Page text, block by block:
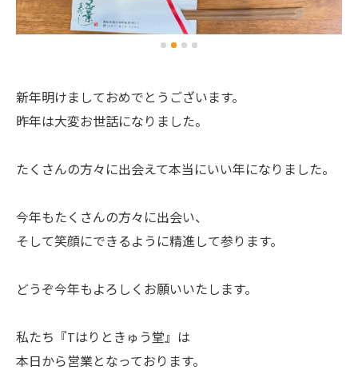
新年明けましておめでとうございます。
昨年は大変お世話になりました。
たくさんの方々に出会えて本当にいい年になりました。
今年もたくさんの方々に出会い、
そして笑顔にできるように精進して参ります。
どうぞ今年もよろしくお願いいたします。
私たち『Tはりときゅう堂』は
本日から営業となっております。